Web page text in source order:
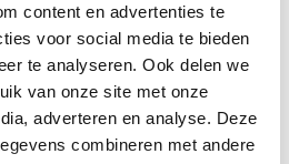
content en advertenties te
voor social media te bieden
te analyseren. Ook delen we
van onze site met onze
adverteren en analyse. Deze
combineren met andere